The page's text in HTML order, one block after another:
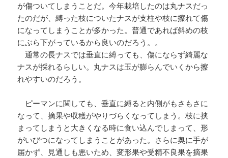
が傷ついてしまうことだ。今年栽培したのは丸ナスだっ
たのだが、縛った枝についたナスが支柱や枝に擦れて傷
になってしまうことが多かった。普通であれば斜めの枝
にぶら下がっているから良いのだろう。。
通常の長ナスでは垂直に縛っても、傷にならず綺麗な
ナスが採れるらしい。丸ナスは玉が膨らんでいくから擦
れやすいのだろう。
ピーマンに関しても、垂直に縛ると内側がもさもさに
なって、摘果や収穫がやりづらくなってしまう。枝に挟
まってしまうと大きくなる時に食い込んでしまって、形
がいびつになってしまうことがあった。さらに奥に手が
届かず、見通しも悪いため、変形果や受精不良果を摘果